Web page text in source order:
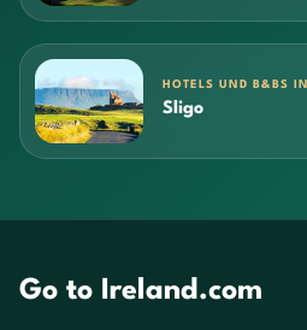
HOTELS UND B&BS IN
Sligo
Go to Ireland.com